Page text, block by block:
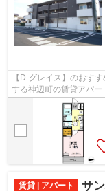
【D-グレイス】のおす
する神辺町の賃貸アパ
ころにはコンビニエンス
賃貸 | アパート サ